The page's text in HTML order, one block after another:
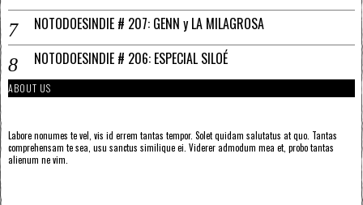
NOTODOESINDIE # 207: GENN y LA MILAGROSA
NOTODOESINDIE # 206: ESPECIAL SILOÉ
ABOUT US
Labore nonumes te vel, vis id errem tantas tempor. Solet quidam salutatus at quo. Tantas
comprehensam te sea, usu sanctus similique ei. Viderer admodum mea et, probo tantas
alienum ne vim.